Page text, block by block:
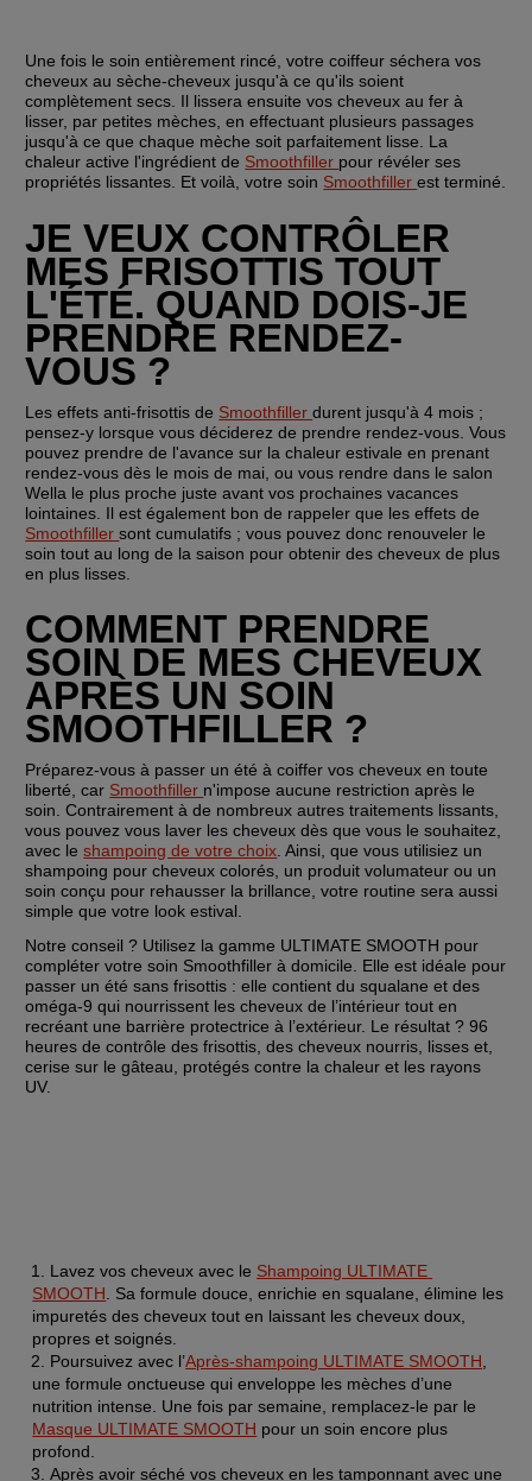
Une fois le soin entièrement rincé, votre coiffeur séchera vos
cheveux au sèche-cheveux jusqu'à ce qu'ils soient
complètement secs. Il lissera ensuite vos cheveux au fer à
lisser, par petites mèches, en effectuant plusieurs passages
jusqu'à ce que chaque mèche soit parfaitement lisse. La
chaleur active l'ingrédient de Smoothfiller pour révéler ses
propriétés lissantes. Et voilà, votre soin Smoothfiller est terminé.
JE VEUX CONTRÔLER
MES FRISOTTIS TOUT
L'ÉTÉ. QUAND DOIS-JE
PRENDRE RENDEZ-
VOUS ?
Les effets anti-frisottis de Smoothfiller durent jusqu'à 4 mois ;
pensez-y lorsque vous déciderez de prendre rendez-vous. Vous
pouvez prendre de l'avance sur la chaleur estivale en prenant
rendez-vous dès le mois de mai, ou vous rendre dans le salon
Wella le plus proche juste avant vos prochaines vacances
Smoothfiller sont cumulatifs ; vous pouvez donc renouveler le
soin tout au long de la saison pour obtenir des cheveux de plus
en plus lisses.
COMMENT PRENDRE
SOIN DE MES CHEVEUX
APRÈS UN SOIN
SMOOTHFILLER ?
Préparez-vous à passer un été à coiffer vos cheveux en toute
liberté, car Smoothfiller n'impose aucune restriction après le
soin. Contrairement à de nombreux autres traitements lissants,
vous pouvez vous laver les cheveux dès que vous le souhaitez,
avec le shampoing de votre choix . Ainsi, que vous utilisiez un
shampoing pour cheveux colorés, un produit volumateur ou un
soin conçu pour rehausser la brillance, votre routine sera aussi
simple que votre look estival.
Notre conseil ? Utilisez la gamme ULTIMATE SMOOTH pour
compléter votre soin Smoothfiller à domicile. Elle est idéale pour
passer un été sans frisottis : elle contient du squalane et des
oméga-9 qui nourrissent les cheveux de l’intérieur tout en
recréant une barrière protectrice à l’extérieur. Le résultat ? 96
heures de contrôle des frisottis, des cheveux nourris, lisses et,
cerise sur le gâteau, protégés contre la chaleur et les rayons
UV.
Lavez vos cheveux avec le Shampoing ULTIMATE
SMOOTH . Sa formule douce, enrichie en squalane, élimine les
impuretés des cheveux tout en laissant les cheveux doux,
propres et soignés.
Poursuivez avec l’Après-shampoing ULTIMATE SMOOTH
une formule onctueuse qui enveloppe les mèches d’une
Masque ULTIMATE SMOOTH pour un soin encore plus
profond.
Après avoir séché vos cheveux en les tamponnant avec une